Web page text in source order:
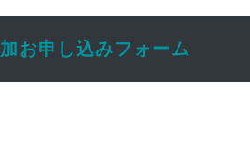
お申し込みフォーム